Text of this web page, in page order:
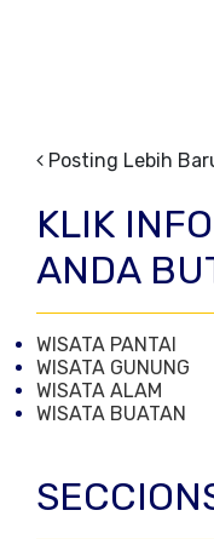
Posting Lebih
KLIK
ANDA
WISATA PANTAI
WISATA GUNUNG
WISATA ALAM
WISATA BUATAN